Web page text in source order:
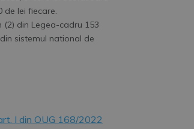
de lei fiecare.
din Legea-cadru 153
sistemul national de
I din OUG 168/2022